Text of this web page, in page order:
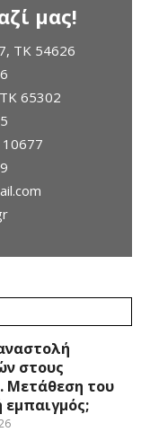
μας!
TK 54626
65302
στους
Μετάθεση του